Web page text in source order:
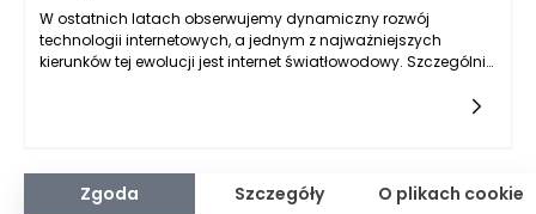
W ostatnich latach obserwujemy dynamiczny rozwój
technologii internetowych, a jednym z najważniejszych
kierunków tej ewolucji jest internet światłowodowy. Szczególnie
dostęp do szybkiego i stabilnego internetu staje się kluczową
rosnące oczekiwania mieszkańców, ale także wspiera rozwój
lokalnej gospodarki i umożliwia lepsze wykorzystanie
Zgoda Szczegóły O plikach cookie